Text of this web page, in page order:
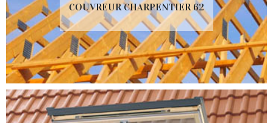
COUVREUR CHARPENTIER 62